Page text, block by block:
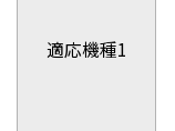
適応機種1